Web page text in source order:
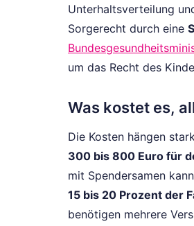
Unterhaltsverteilung
Sorgerecht durch eine
um das Recht des
Was kostet es,
Die Kosten hängen
300 bis 800 Euro für
mit Spendersamen
15 bis 20 Prozent der
benötigen mehrere